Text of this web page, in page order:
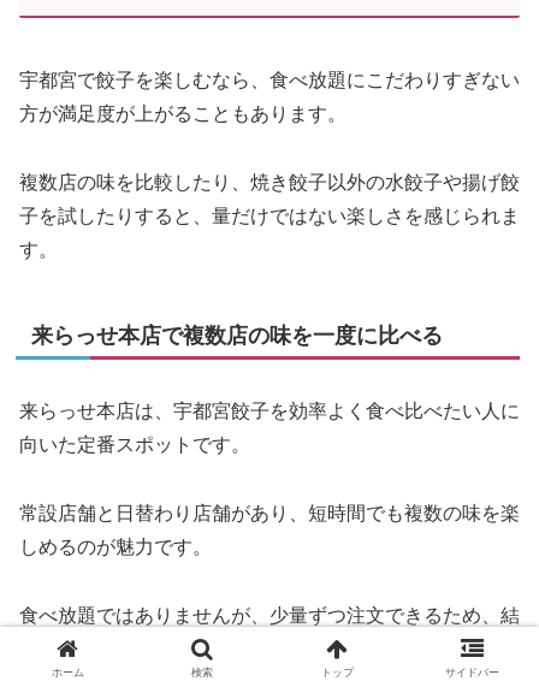
宇都宮で餃子を楽しむなら、食べ放題にこだわりすぎない
方が満足度が上がることもあります。
複数店の味を比較したり、焼き餃子以外の水餃子や揚げ餃
子を試したりすると、量だけではない楽しさを感じられま
す。
来らっせ本店で複数店の味を一度に比べる
来らっせ本店は、宇都宮餃子を効率よく食べ比べたい人に
向いた定番スポットです。
常設店舗と日替わり店舗があり、短時間でも複数の味を楽
しめるのが魅力です。
食べ放題ではありませんが、少量ずつ注文できるため、結
果的に満足度が高くなる人も多いでしょう。
ホーム 検索 トップ サイドバー